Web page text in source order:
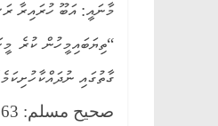
މާނައީ: އަބޫ ހުރައިރާ
“ތިޔަބައިމީހުން ކުރެ
ގާތުގައި
صحيح مسلم: 2263